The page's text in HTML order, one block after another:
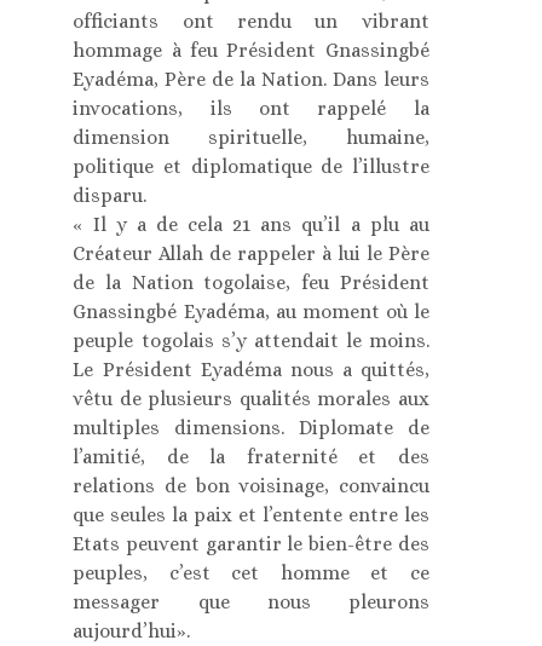
officiants ont rendu un vibrant
hommage à feu Président Gnassingbé
Eyadéma, Père de la Nation. Dans leurs
invocations, ils ont rappelé la
dimension spirituelle, humaine,
politique et diplomatique de l’illustre
disparu.
« Il y a de cela 21 ans qu’il a plu au
Créateur Allah de rappeler à lui le Père
de la Nation togolaise, feu Président
Gnassingbé Eyadéma, au moment où le
peuple togolais s’y attendait le moins.
Le Président Eyadéma nous a quittés,
vêtu de plusieurs qualités morales aux
multiples dimensions. Diplomate de
l’amitié, de la fraternité et des
relations de bon voisinage, convaincu
que seules la paix et l’entente entre les
Etats peuvent garantir le bien-être des
peuples, c’est cet homme et ce
messager que nous pleurons
aujourd’hui».